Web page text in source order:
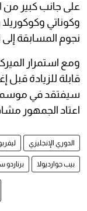
على جانب كبير من
وكوناتي
نجوم المسابقة إلى
ومع استمرار
قابلة للزيادة قبل
سيفتقد في موسمه
اعتاد الجمهور
الدوري الإنجليزي
بيب جوارديولا برناردو